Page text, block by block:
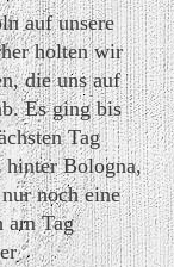
auf unsere
holten wir
die uns auf
Es ging bis
Tag
Bologna,
noch eine
am Tag